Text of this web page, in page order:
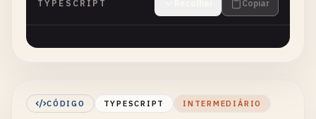
TYPESCRIPT Copiar
CÓDIGO TYPESCRIPT INTERMEDIÁRIO